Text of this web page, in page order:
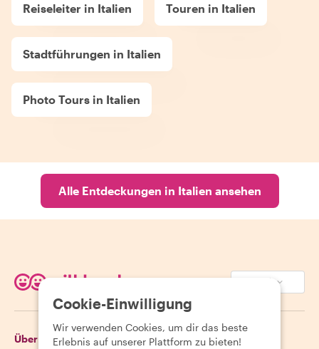
Reiseleiter in Italien Touren in Italien
Stadtführungen in Italien
Photo Tours in Italien
Alle Entdeckungen in Italien ansehen
Über Withlocals Gäste
Cookie-Einwilligung
Wir verwenden Cookies, um dir das beste
Erlebnis auf unserer Plattform zu bieten!